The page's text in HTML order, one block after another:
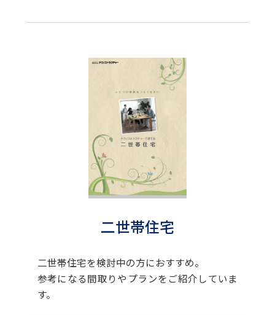
二世帯住宅
二世帯住宅を検討中の方におすすめ。
参考になる間取りやプランをご紹介していま
す。